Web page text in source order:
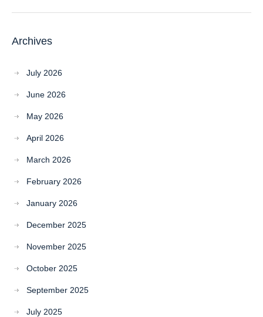
Archives
July 2026
June 2026
May 2026
April 2026
March 2026
February 2026
January 2026
December 2025
November 2025
October 2025
September 2025
July 2025